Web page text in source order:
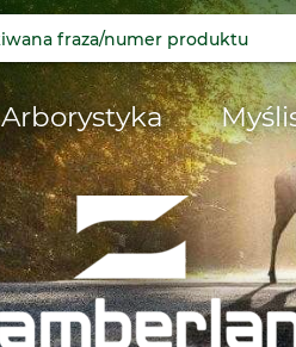
Arborystyka